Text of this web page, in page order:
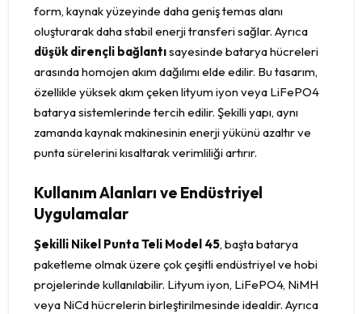
form, kaynak yüzeyinde daha geniş temas alanı
oluşturarak daha stabil enerji transferi sağlar. Ayrıca
düşük dirençli bağlantısayesinde batarya hücreleri
arasında homojen akım dağılımı elde edilir. Bu tasarım,
özellikle yüksek akım çeken lityum iyon veya LiFePO4
batarya sistemlerinde tercih edilir. Şekilli yapı, aynı
zamanda kaynak makinesinin enerji yükünü azaltır ve
punta sürelerini kısaltarak verimliliği artırır.
Kullanım Alanları ve Endüstriyel
Uygulamalar
Şekilli Nikel Punta Teli Model 45, başta batarya
paketleme olmak üzere çok çeşitli endüstriyel ve hobi
projelerinde kullanılabilir. Lityum iyon, LiFePO4, NiMH
veya NiCd hücrelerin birleştirilmesinde idealdir. Ayrıca